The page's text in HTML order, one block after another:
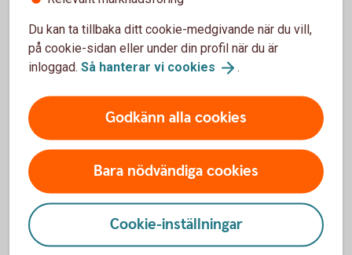
Vanliga frågor och svar – avsluta
dödsbo för flera dödsbodelägare
När behövs en fullmakt för dödsbo?
Vad är en arvskifteshandling och när behövs
Vad gör vi om raderna i fördelningsblanketten är
för få?
Du kan ta tillbaka ditt cookie-medgivande när du vill,
på cookie-sidan eller under din profil när du är
inloggad. Så hanterar vi cookies .
Godkänn alla cookies
Bara nödvändiga cookies
Cookie-inställningar